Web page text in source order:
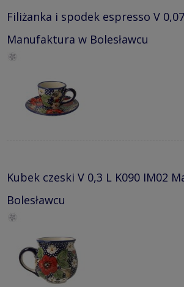
Filiżanka i spodek espresso V
Manufaktura w Bolesławcu
Kubek czeski V 0,3 L K090 IM02
Bolesławcu